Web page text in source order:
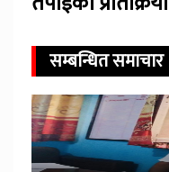
सम्बन्धित समाचार